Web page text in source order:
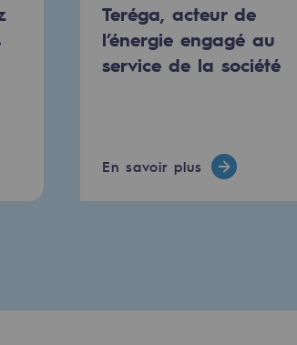
Teréga, acteur de
l’énergie engagé au
service de la société
En savoir plus